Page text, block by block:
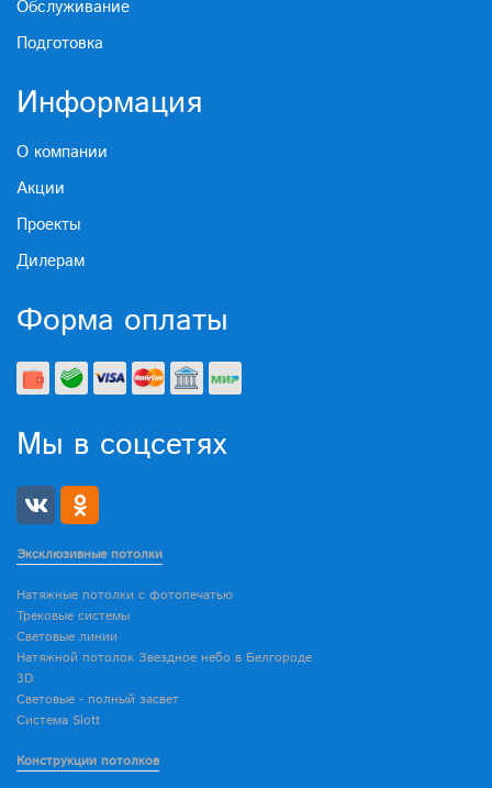
Обслуживание
Подготовка
Информация
О компании
Акции
Проекты
Дилерам
Форма оплаты
Мы в соцсетях
Эксклюзивные потолки
Натяжные потолки с фотопечатью
Трековые системы
Световые линии
Натяжной потолок Звездное небо в Белгороде
3D
Световые - полный засвет
Система Slott
Конструкции потолков